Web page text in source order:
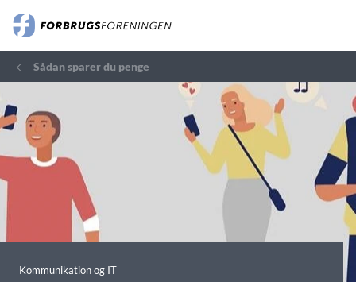
Sådan sparer du penge
Kommunikation og IT